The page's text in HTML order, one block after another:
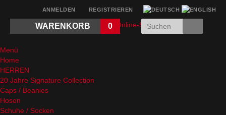
REGISTRIEREN
ANMELDEN
WARENKORB 0
Menü
Home
HERREN
20 Jahre Signature Collection
Caps / Beanies
Hosen
Schuhe / Socken